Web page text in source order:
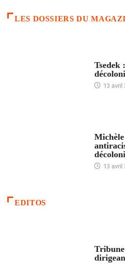
LES DOSSIERS DU
Tsedek
13 avril
13 avril
EDITOS